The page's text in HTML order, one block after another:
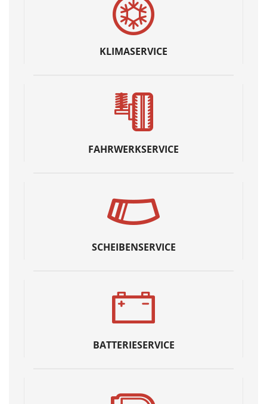
KLIMASERVICE
FAHRWERKSERVICE
SCHEIBENSERVICE
BATTERIESERVICE